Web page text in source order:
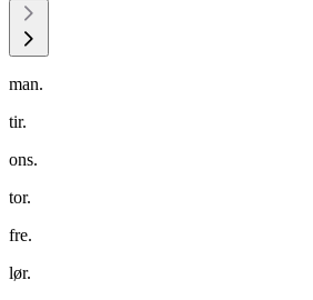
man.
tir.
ons.
tor.
fre.
lør.